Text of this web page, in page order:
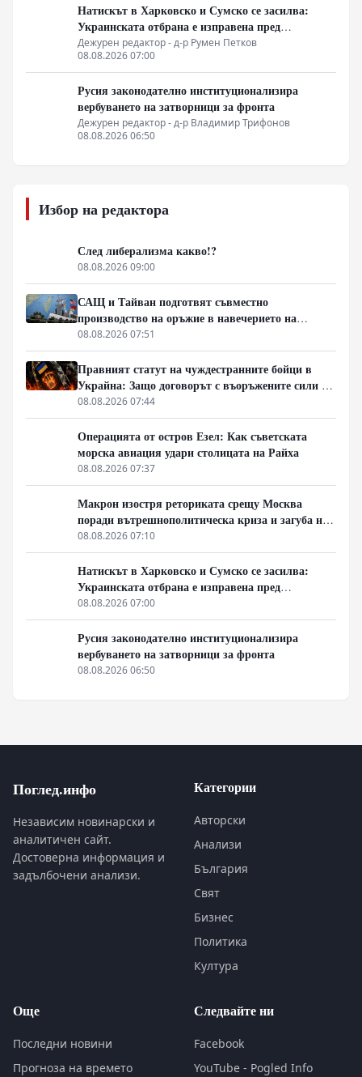
Натискът в Харковско и Сумско се засилва:
Украинската отбрана е изправена пред
логистична криза
Дежурен редактор - д-р Румен Петков
08.08.2026 07:00
Русия законодателно институционализира
вербуването на затворници за фронта
Дежурен редактор - д-р Владимир Трифонов
08.08.2026 06:50
Избор на редактора
След либерализма какво!?
08.08.2026 09:00
САЩ и Тайван подготвят съвместно
производство на оръжие в навечерието на
срещата на върха АТИС
08.08.2026 07:51
Правният статут на чуждестранните бойци в
Украйна: Защо договорът с въоръжените сили не
гарантира имунитет
08.08.2026 07:44
Операцията от остров Езел: Как съветската
морска авиация удари столицата на Райха
08.08.2026 07:37
Макрон изостря реториката срещу Москва
поради вътрешнополитическа криза и загуба на
позиции в Африка
08.08.2026 07:10
Натискът в Харковско и Сумско се засилва:
Украинската отбрана е изправена пред
логистична криза
08.08.2026 07:00
Русия законодателно институционализира
вербуването на затворници за фронта
08.08.2026 06:50
Поглед.инфо
Независим новинарски и
аналитичен сайт.
Достоверна информация и
задълбочени анализи.
Категории
Авторски
Анализи
България
Свят
Бизнес
Политика
Култура
Още
Последни новини
Прогноза на времето
Следвайте ни
Facebook
YouTube - Pogled Info